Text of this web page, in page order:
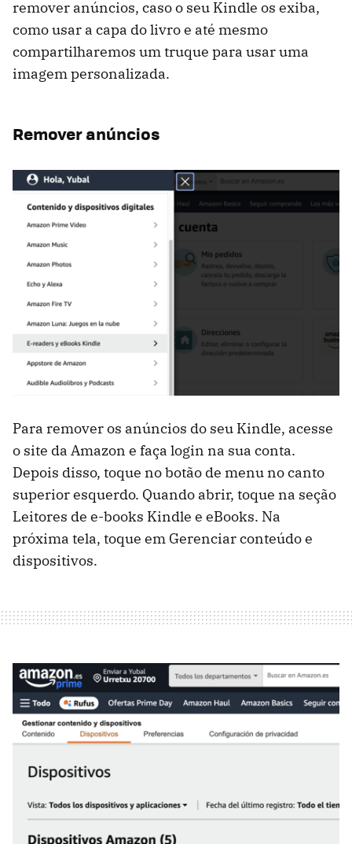
remover anúncios, caso o seu Kindle os exiba,
como usar a capa do livro e até mesmo
compartilharemos um truque para usar uma
imagem personalizada.
Remover anúncios
Para remover os anúncios do seu Kindle, acesse
o site da Amazon e faça login na sua conta.
Depois disso, toque no botão de menu no canto
superior esquerdo. Quando abrir, toque na seção
Leitores de e-books Kindle e eBooks. Na
próxima tela, toque em Gerenciar conteúdo e
dispositivos.